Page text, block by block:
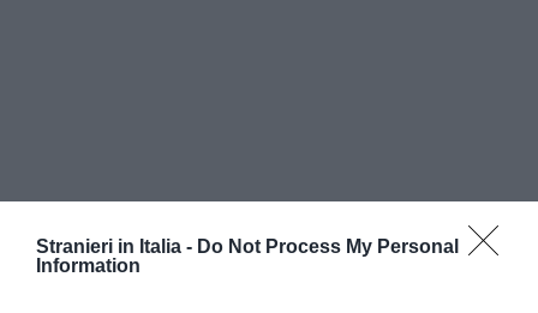
Stranieri in Italia - Do Not Process My Personal
Information
In questo senso Ronchi celebra lo stop agli